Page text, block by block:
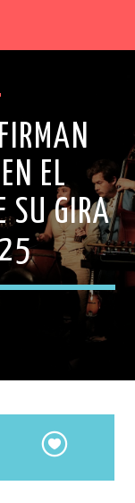
EL
SU GIRA